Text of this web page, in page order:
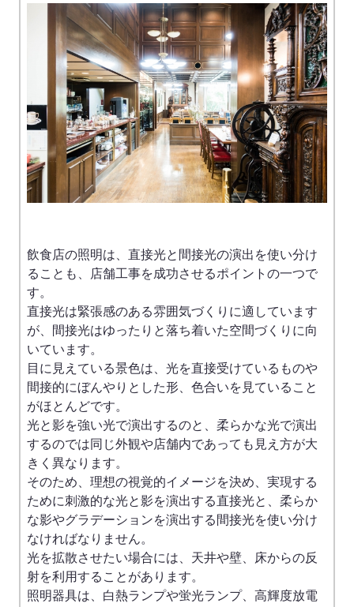
飲食店の照明は、直接光と間接光の演出を使い分け
ることも、店舗工事を成功させるポイントの一つで
す。
直接光は緊張感のある雰囲気づくりに適しています
が、間接光はゆったりと落ち着いた空間づくりに向
いています。
目に見えている景色は、光を直接受けているものや
間接的にぼんやりとした形、色合いを見ていること
がほとんどです。
光と影を強い光で演出するのと、柔らかな光で演出
するのでは同じ外観や店舗内であっても見え方が大
きく異なります。
そのため、理想の視覚的イメージを決め、実現する
ために刺激的な光と影を演出する直接光と、柔らか
な影やグラデーションを演出する間接光を使い分け
なければなりません。
光を拡散させたい場合には、天井や壁、床からの反
射を利用することがあります。
照明器具は、白熱ランプや蛍光ランプ、高輝度放電